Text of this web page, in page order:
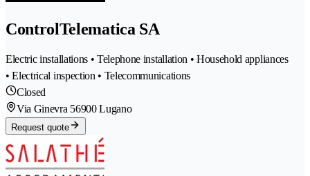
ControlTelematica SA
Electric installations • Telephone installation • Household appliances
• Electrical inspection • Telecommunications
Closed
Via Ginevra 56900 Lugano
Request quote